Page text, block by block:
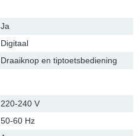
Ja
Digitaal
Draaiknop en tiptoetsbediening
220-240 V
50-60 Hz